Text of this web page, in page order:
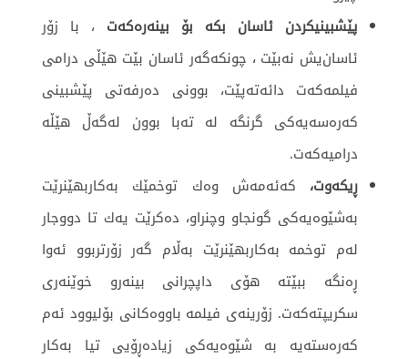
پێشبینیكردن ئاسان بكه‌ بۆ بینه‌ره‌كه‌ت ، با زۆر
ئاسان‌یش نه‌بێت ، چونكه‌گه‌ر ئاسان بێت هێڵی درامی
فیلمه‌كه‌ت دائەتەپێت، بوونی دەرفەتی پێشبینی
كه‌ره‌سه‌یه‌كی گرنگه‌ له‌ تەبا بوون لەگەڵ هێڵه‌
درامیه‌كه‌ت.
ڕیكه‌وت، كه‌ئه‌مه‌ش وه‌ك توخمێك به‌كاربهێنرێت
به‌شێوه‌یه‌كی گونجاو وچنراو، ده‌كرێت یه‌ك تا دووجار
له‌م توخمه‌ به‌كاربهێنرێت به‌ڵام گه‌ر زۆرتربوو ئه‌وا
ڕه‌نگه‌ ببێته‌ هۆی داپچرانی بینه‌رو خوێنه‌ری
سكریپته‌كه‌ت. زۆرینەی فیلمە باووەکانی بۆلیوود ئەم
کەرەستەیە بە شێوەیەکی زیادەڕۆیی تیا بەکار